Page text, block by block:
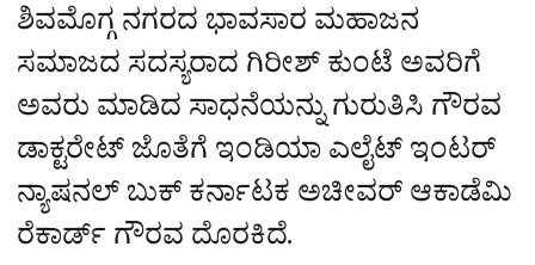
ಶಿವಮೊಗ್ಗ ನಗರದ ಭಾವಸಾರ ಮಹಾಜನ
ಸಮಾಜದ ಸದಸ್ಯರಾದ ಗಿರೀಶ್ ಕುಂಟೆ ಅವರಿಗೆ
ಅವರು ಮಾಡಿದ ಸಾಧನೆಯನ್ನು ಗುರುತಿಸಿ ಗೌರವ
ಡಾಕ್ಟರೇಟ್ ಜೊತೆಗೆ ಇಂಡಿಯಾ ಎಲೈಟ್‌ ಇಂಟರ್‌
ನ್ಯಾಷನಲ್‌ ಬುಕ್ ಕರ್ನಾಟಕ ಅಚೀವರ್ ಆಕಾಡೆಮಿ
ರೆಕಾರ್ಡ್ ಗೌರವ ದೊರಕಿದೆ.